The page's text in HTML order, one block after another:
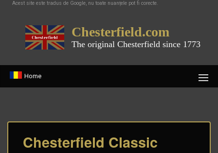
Acest site este tradus de Google, nu toate nuanțele pot fi corecte.
Chesterfield.com
The original Chesterfield since 1773
Home
Chesterfield Classic